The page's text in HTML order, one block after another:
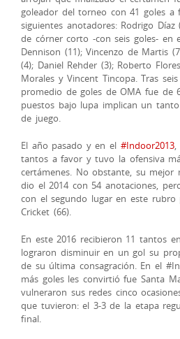
goleador del torneo con 41 goles a
siguientes anotadores: Rodrigo
de córner corto -con seis goles- en
Dennison (11); Vincenzo de Martis
(4); Daniel Rehder (3); Roberto
Morales y Vincent Tincopa. Tras
promedio de goles de OMA fue de
puestos bajo lupa implican un
de juego.
El año pasado y en el ‪#‎Indoor2013‬,
tantos a favor y tuvo la ofensiva
certámenes. No obstante, su mejor
dio el 2014 con 54 anotaciones,
con el segundo lugar en este
Cricket (66).
En este 2016 recibieron 11 tantos
lograron disminuir en un gol su
de su última consagración. En el
más goles les convirtió fue Santa
vulneraron sus redes cinco
que tuvieron: el 3-3 de la etapa
final.